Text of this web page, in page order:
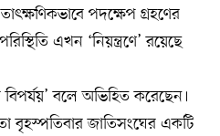
পদক্ষেপ গ্রহণের
এখন ‘নিয়ন্ত্রণে’ রয়েছে
বলে অভিহিত করেছেন।
বৃহস্পতিবার জাতিসংঘের একটি